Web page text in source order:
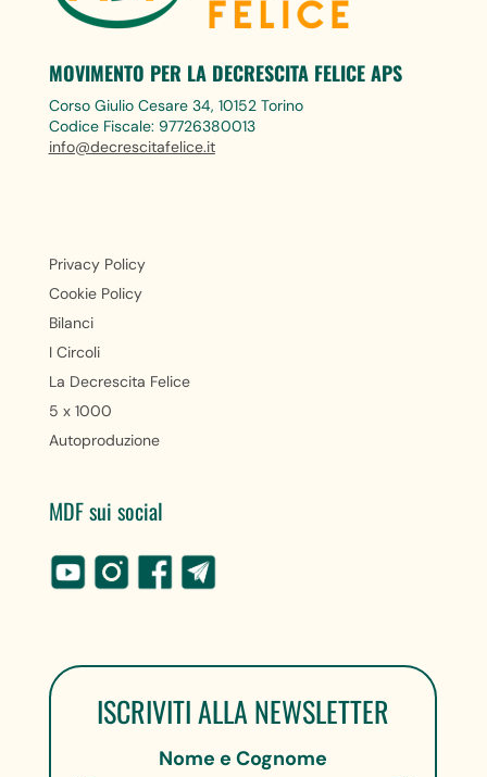
MOVIMENTO PER LA DECRESCITA FELICE APS
Corso Giulio Cesare 34, 10152 Torino
Codice Fiscale: 97726380013
info@decrescitafelice.it
Privacy Policy
Cookie Policy
Bilanci
I Circoli
La Decrescita Felice
5 x 1000
Autoproduzione
MDF sui social
ISCRIVITI ALLA NEWSLETTER
Nome e Cognome